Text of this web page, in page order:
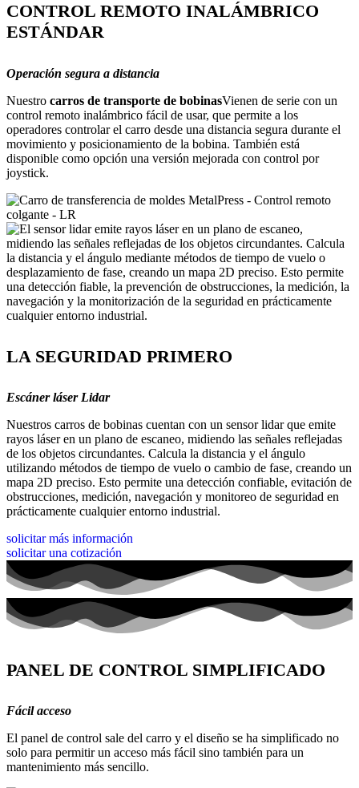
CONTROL REMOTO INALÁMBRICO
ESTÁNDAR
Operación segura a distancia
Nuestro carros de transporte de bobinasVienen de serie con un
control remoto inalámbrico fácil de usar, que permite a los
operadores controlar el carro desde una distancia segura durante el
movimiento y posicionamiento de la bobina. También está
disponible como opción una versión mejorada con control por
joystick.
LA SEGURIDAD PRIMERO
Escáner láser Lidar
Nuestros carros de bobinas cuentan con un sensor lidar que emite
rayos láser en un plano de escaneo, midiendo las señales reflejadas
de los objetos circundantes. Calcula la distancia y el ángulo
utilizando métodos de tiempo de vuelo o cambio de fase, creando un
mapa 2D preciso. Esto permite una detección confiable, evitación de
obstrucciones, medición, navegación y monitoreo de seguridad en
prácticamente cualquier entorno industrial.
solicitar más información
solicitar una cotización
PANEL DE CONTROL SIMPLIFICADO
Fácil acceso
El panel de control sale del carro y el diseño se ha simplificado no
solo para permitir un acceso más fácil sino también para un
mantenimiento más sencillo.